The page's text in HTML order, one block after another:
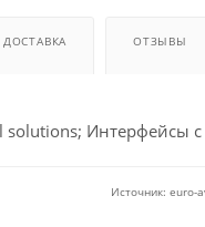
ДОСТАВКА ОТЗЫВЫ
Интерфейсы с
Источник: euro-